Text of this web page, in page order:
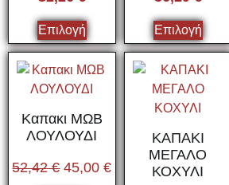
Επιλογή Επιλογή
Καπακι ΜΩΒ
ΛΟΥΛΟΥΔΙ
52,42€ 45,00€
ΚΑΠΑΚΙ
ΜΕΓΑΛΟ
ΚΟΧΥΛΙ